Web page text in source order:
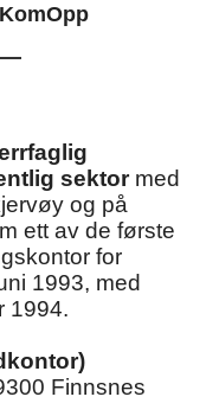
KomOpp
sektormed
og på
ett av de første
for
1993, med
1994.
Finnsnes